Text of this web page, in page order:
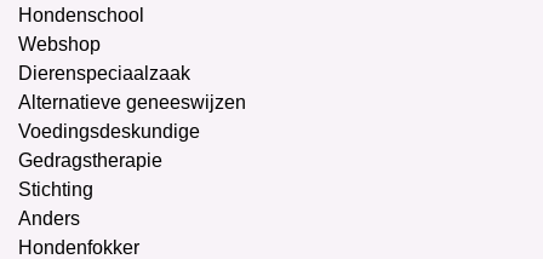
Hondenschool
Webshop
Dierenspeciaalzaak
Alternatieve geneeswijzen
Voedingsdeskundige
Gedragstherapie
Stichting
Anders
Hondenfokker